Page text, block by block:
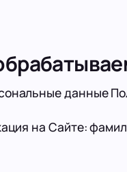
данные
на Сайте: